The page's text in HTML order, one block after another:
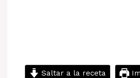
Saltar a la receta